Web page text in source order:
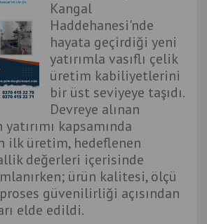
Kangal
Haddehanesi'nde
hayata geçirdiği yeni
yatırımla vasıflı çelik
üretim kabiliyetlerini
bir üst seviyeye taşıdı.
Devreye alınan
kapsamında
ilk üretim, hedeflenen
değerleri içerisinde
ürün kalitesi, ölçü
güvenilirliği açısından
elde edildi.